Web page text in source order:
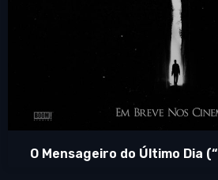
O Mensageiro do Último Dia